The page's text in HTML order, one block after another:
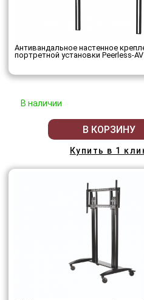
Антивандальное настенное
портретной установки Peerless-AV
В наличии
В КОРЗИНУ
Купить в 1